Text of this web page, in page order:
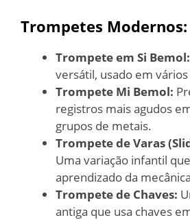
Trompetes Modernos:
Trompete em Si Bemol:
versátil, usado em
Trompete Mi Bemol:
registros mais agudos
grupos de metais.
Trompete de Varas
Uma variação infantil
aprendizado da
Trompete de Chaves:
antiga que usa chaves